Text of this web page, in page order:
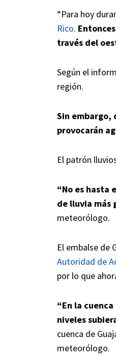
“Para hoy
Rico.
través del
Según el
región.
Sin embargo,
provocarán
El patrón
“No es hasta
de lluvia más
meteorólogo.
El embalse de
Autoridad de
por lo que
“En la
niveles
cuenca de
meteorólogo.